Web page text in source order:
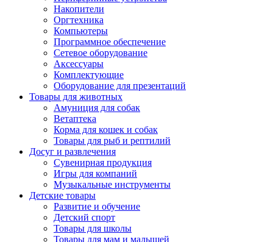
Накопители
Оргтехника
Компьютеры
Программное обеспечение
Сетевое оборудование
Аксессуары
Комплектующие
Оборудование для презентаций
Товары для животных
Амуниция для собак
Ветаптека
Корма для кошек и собак
Товары для рыб и рептилий
Досуг и развлечения
Сувенирная продукция
Игры для компаний
Музыкальные инструменты
Детские товары
Развитие и обучение
Детский спорт
Товары для школы
Товары для мам и малышей